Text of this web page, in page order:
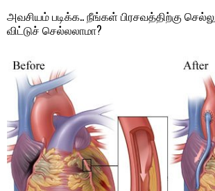
அவசியம் படிக்க.. நீங்கள் பிரசவத்திற்கு
விட்டுச் செல்லலாமா?